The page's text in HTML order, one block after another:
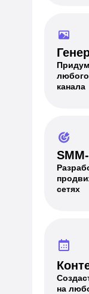
канала
на
сетях